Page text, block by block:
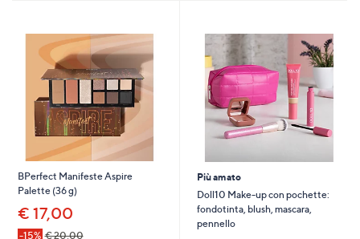
BPerfect Manifeste Aspire
Palette (36 g)
€ 17,00
-15% € 20,00
Più amato
Doll10 Make-up con pochette:
fondotinta, blush, mascara,
pennello